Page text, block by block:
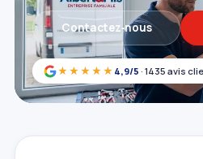
★★★★★ 4,9/5 · 1435 avis
Contactez‑nous